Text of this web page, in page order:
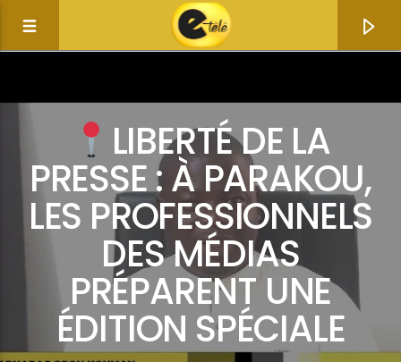
Current track
LIBERTÉ DE LA
PRESSE : À PARAKOU,
LES PROFESSIONNELS
DES MÉDIAS
PRÉPARENT UNE
ÉDITION SPÉCIALE